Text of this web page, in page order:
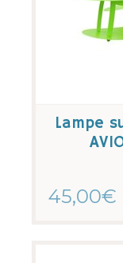
Lampe
45,00€